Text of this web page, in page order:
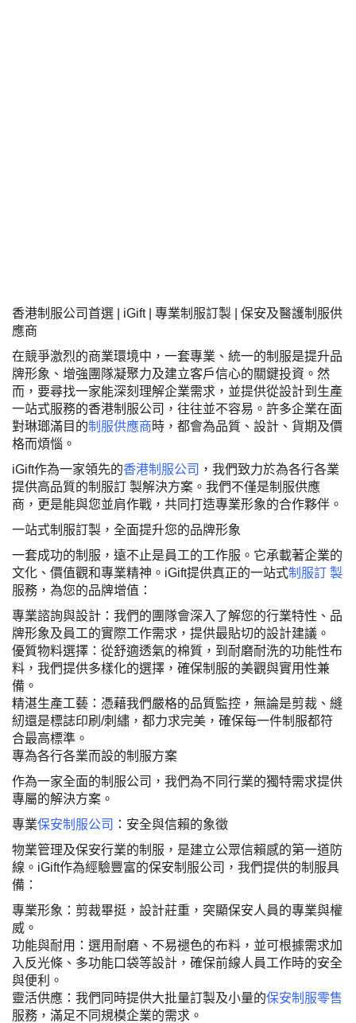
香港制服公司首選 | iGift | 專業制服訂製
保安及醫護制服供
應商
在競爭激烈的商業環境中，一套專業、統一的制服是提升品
牌形象、增強團隊凝聚力及建立客戶信心的關鍵投資。然
而，要尋找一家能深刻理解企業需求，並提供從設計到生產
一站式服務的香港制服公司，往往並不容易。許多企業在面
對琳瑯滿目的制服供應商時，都會為品質、設計、貨期及價
格而煩惱。
iGift作為一家領先的香港制服公司 ，我們致力於為各行各業
提供高品質的制服訂 製解決方案。我們不僅是制服供應
商，更是能與您並肩作戰，共同打造專業形象的合作夥伴。
一站式制服訂製，全面提升您的品牌形象
一套成功的制服，遠不止是員工的工作服。它承載著企業的
文化、價值觀和專業精神。 iGift提供真正的一站式制服訂 製
服務，為您的品牌增值：
專業諮詢與設計 ：我們的團隊會深入了解您的行業特性、品
牌形象及員工的實際工作需求，提供最貼切的設計建議。
優質物料選擇 ：從舒適透氣的棉質，到耐磨耐洗的功能性布
料，我們提供多樣化的選擇，確保制服的美觀與實用性兼
備。
精湛生產工藝 ：憑藉我們嚴格的品質監控，無論是剪裁、縫
紉還是標誌印刷 /刺繡，都力求完美，確保每一件制服都符
合最高標準。
專為各行各業而設的制服方案
作為一家全面的制服公司，我們為不同行業的獨特需求提供
專屬的解決方案。
專業保安制服公司 ：安全與信賴的象徵
物業管理及保安行業的制服，是建立公眾信賴感的第一道防
線。 iGift作為經驗豐富的保安制服公司，我們提供的制服具
備：
專業形象 ：剪裁畢挺，設計莊重，突顯保安人員的專業與權
威。
功能與耐用 ：選用耐磨、不易褪色的布料，並可根據需求加
入反光條、多功能口袋等設計，確保前線人員工作時的安全
與便利。
靈活供應 ：我們同時提供大批量訂製及小量的保安制服零售
服務，滿足不同規模企業的需求。